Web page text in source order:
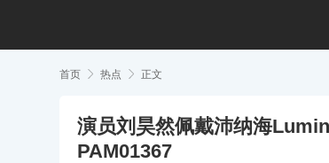
首页  热点  正文
演员刘昊然佩戴沛纳海
PAM01367